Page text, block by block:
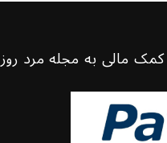
کمک مالی به مجله مرد روز